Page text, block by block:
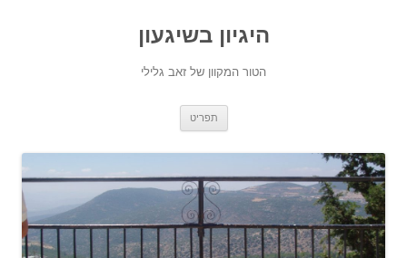
היגיון בשיגעון
הטור המקוון של זאב גלילי
תפריט